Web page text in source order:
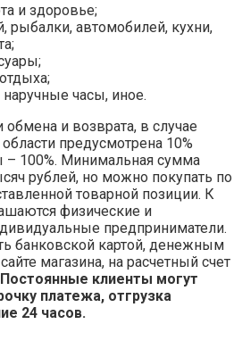
и здоровье;
рыбалки, автомобилей, кухни,
часы, иное.
и возврата, в случае
предусмотрена 10%
– 100%. Минимальная сумма
рублей, но можно покупать по
товарной позиции. К
физические и
предприниматели.
банковской картой, денежным
магазина, на расчетный счет
Постоянные клиенты могут
платежа, отгрузка
24 часов.